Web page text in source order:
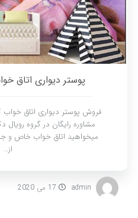
پوستر دیواری اتاق
فروش پوستر دیواری اتاق خواب
مشاوره رایگان در گروه رویال
میخواهید اتاق خواب خاص و
از…
admin 17 می 2020